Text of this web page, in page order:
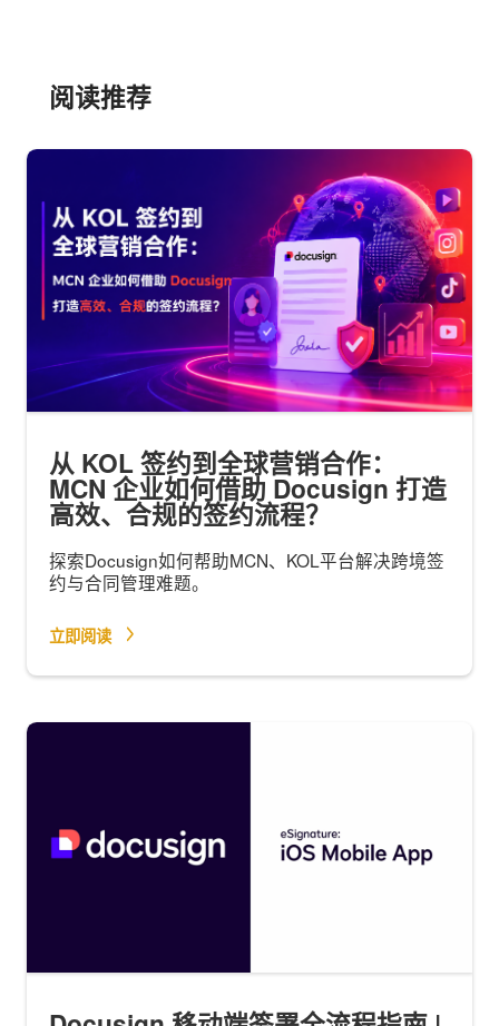
阅读推荐
从 KOL 签约到全球营销合作：
MCN 企业如何借助 Docusign 打造
高效、合规的签约流程？
探索Docusign如何帮助MCN、KOL平台解决跨境签
约与合同管理难题。
立即阅读